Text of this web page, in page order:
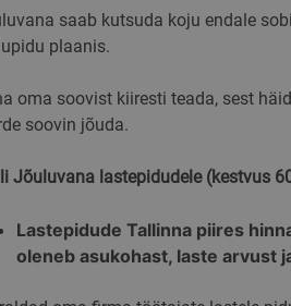
saab kutsuda koju endale
plaanis.
oma soovist kiiresti teada, sest
soovin jõuda.
Jõuluvana lastepidudele (kestvus
Lastepidude Tallinna piires
oleneb asukohast, laste arvust